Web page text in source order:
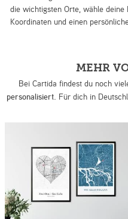
die wichtigsten Orte, wähle
Koordinaten und einen
MEHR
Bei Cartida findest du noch
personalisiert. Für dich in